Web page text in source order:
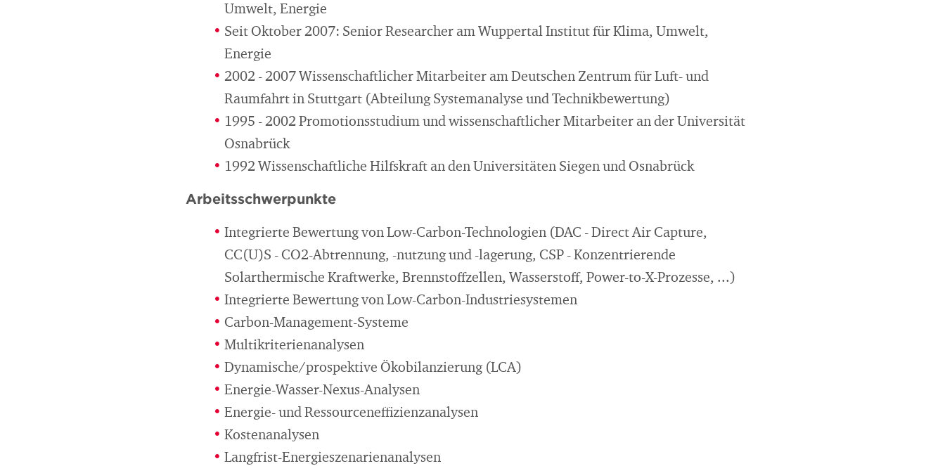
Umwelt, Energie
Seit Oktober 2007: Senior Researcher am Wuppertal Institut für Klima, Umwelt,
Energie
2002 - 2007 Wissenschaftlicher Mitarbeiter am Deutschen Zentrum für Luft- und
Raumfahrt in Stuttgart (Abteilung Systemanalyse und Technikbewertung)
1995 - 2002 Promotionsstudium und wissenschaftlicher Mitarbeiter an der Universität
Osnabrück
1992 Wissenschaftliche Hilfskraft an den Universitäten Siegen und Osnabrück
Arbeitsschwerpunkte
Integrierte Bewertung von Low-Carbon-Technologien (DAC - Direct Air Capture,
CC(U)S - CO2-Abtrennung, -nutzung und -lagerung, CSP - Konzentrierende
Solarthermische Kraftwerke, Brennstoffzellen, Wasserstoff, Power-to-X-Prozesse, ...)
Integrierte Bewertung von Low-Carbon-Industriesystemen
Carbon-Management-Systeme
Multikriterienanalysen
Dynamische/prospektive Ökobilanzierung (LCA)
Energie-Wasser-Nexus-Analysen
Energie- und Ressourceneffizienzanalysen
Kostenanalysen
Langfrist-Energieszenarienanalysen